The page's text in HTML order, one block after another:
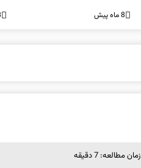
نخواهند شد و متحد و منسجم
8 ماه پیش 8
زمان مطالعه: 7 دقیقه